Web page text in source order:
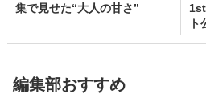
集で見せた“大人の甘さ”
ト
編集部おすすめ